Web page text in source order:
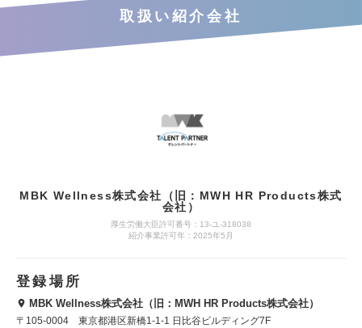
取扱い紹介会社
MBK Wellness株式会社（旧：MWH HR Products株式
会社）
厚生労働大臣許可番号：13-ユ-318038
紹介事業許可年：2025年5月
登録場所
MBK Wellness株式会社（旧：MWH HR Products株式会社）
〒105-0004 東京都港区新橋1-1-1 日比谷ビルディング7F